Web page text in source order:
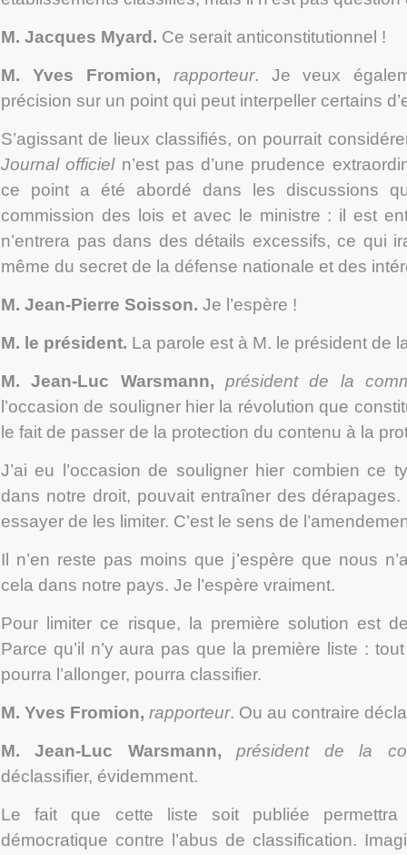
M. Jacques Myard . Ce serait anticonstitutionnel !
M. Yves Fromion, rapporteur. Je veux
précision sur un point qui peut interpeller certains
S’agissant de lieux classifiés, on pourrait
Journal officieln’est pas d’une prudence
ce point a été abordé dans les discussions
commission des lois et avec le ministre : il est
n’entrera pas dans des détails excessifs, ce qui
même du secret de la défense nationale et des
M. Jean-Pierre Soisson. Je l’espère !
M. le président. La parole est à M. le président de
M. Jean-Luc Warsmann, président de la
l’occasion de souligner hier la révolution que
le fait de passer de la protection du contenu à la
J’ai eu l’occasion de souligner hier combien ce
dans notre droit, pouvait entraîner des
essayer de les limiter. C’est le sens de
Il n’en reste pas moins que j’espère que nous
cela dans notre pays. Je l’espère vraiment.
Pour limiter ce risque, la première solution est
Parce qu’il n’y aura pas que la première liste :
pourra l’allonger, pourra classifier.
M. Yves Fromion, rapporteur. Ou au contraire
M. Jean-Luc Warsmann, président de la
déclassifier, évidemment.
Le fait que cette liste soit publiée permettra
démocratique contre l’abus de classification.